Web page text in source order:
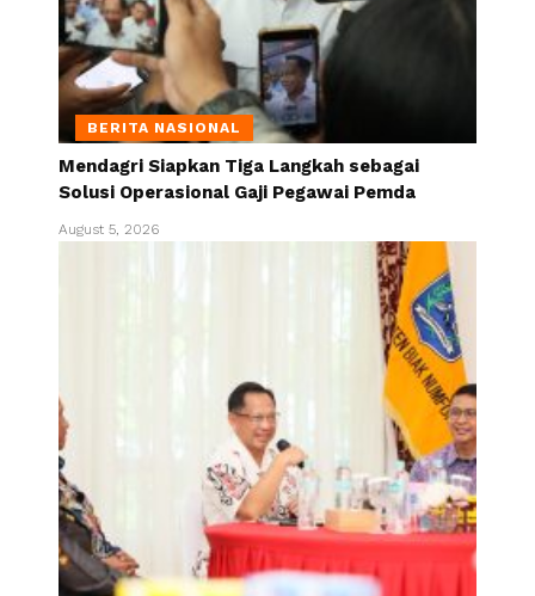
BERITA NASIONAL
Mendagri Siapkan Tiga Langkah sebagai
Solusi Operasional Gaji Pegawai Pemda
August 5, 2026